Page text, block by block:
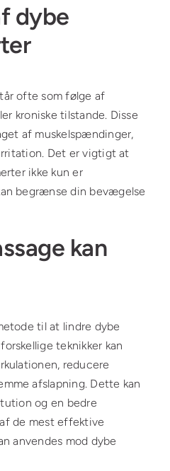
dybe
ofte som følge af
kroniske tilstande. Disse
af muskelspændinger,
Det er vigtigt at
ikke kun er
begrænse din bevægelse
kan
til at lindre dybe
teknikker kan
reducere
afslapning. Dette kan
og en bedre
de mest effektive
anvendes mod dybe